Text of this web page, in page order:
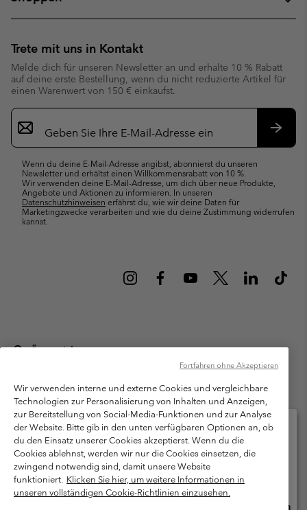
Trete mit uns in Kontakt
Melde dich für unseren Newsletter an und erhalte 10 % Rabatt
auf deine erste Bestellung, wenn du nicht reduzierte Artikel für
einen Warenwert von 150 € einkaufst.
Newsletter-
Anmeldung
Wenn du deine E-Mail-Adresse angibst, abonnierst du unseren
Newsletter und erhältst einen Willkommensrabatt von 10 %.
Wir verwenden deine E-Mail-Adresse, um dich über neue Produkte,
Angebote und Aktionen zu informieren. In unseren
Datenschutzhinweisen erfährst du, wie wir deine Daten für
Marketingzwecke verarbeiten und wie du deine Zustimmung widerrufen
kannst.
Österreich
Columbia Sportswear Austria GmbH. Moosfeldstraße 1, 5101
Bergheim, Salzburg Österreich. Alle Rechte vorbehalten.
Nutzungsbedingungen
Allgemeine Verkaufsbedingungen
Garantie
Datenschutzerklärung
Bestimmungen und Bedingungen des Mitglieder Programms
Nutzungsbedingungen Für Nutzergenerierte Inhalte
Cookies
Wir verwenden interne und externe Cookies und vergleichbare
Technologien zur Personalisierung von Inhalten und Anzeigen,
zur Bereitstellung von Social-Media-Funktionen und zur Analyse
der Website. Bitte gib in den unten verfügbaren Optionen an, ob
du den Einsatz unserer Cookies akzeptierst. Wenn du die
Cookies ablehnst, werden wir nur die Cookies einsetzen, die
zwingend notwendig sind, damit unsere Website
funktioniert. Klicken Sie hier, um weitere Informationen in
unseren vollständigen Cookie-Richtlinien einzusehen.
Fortfahren ohne Akzeptieren
Bitte wählen Sie Ihr Lieferland und Ihre Sprache
Online-Einkauf verfügbar